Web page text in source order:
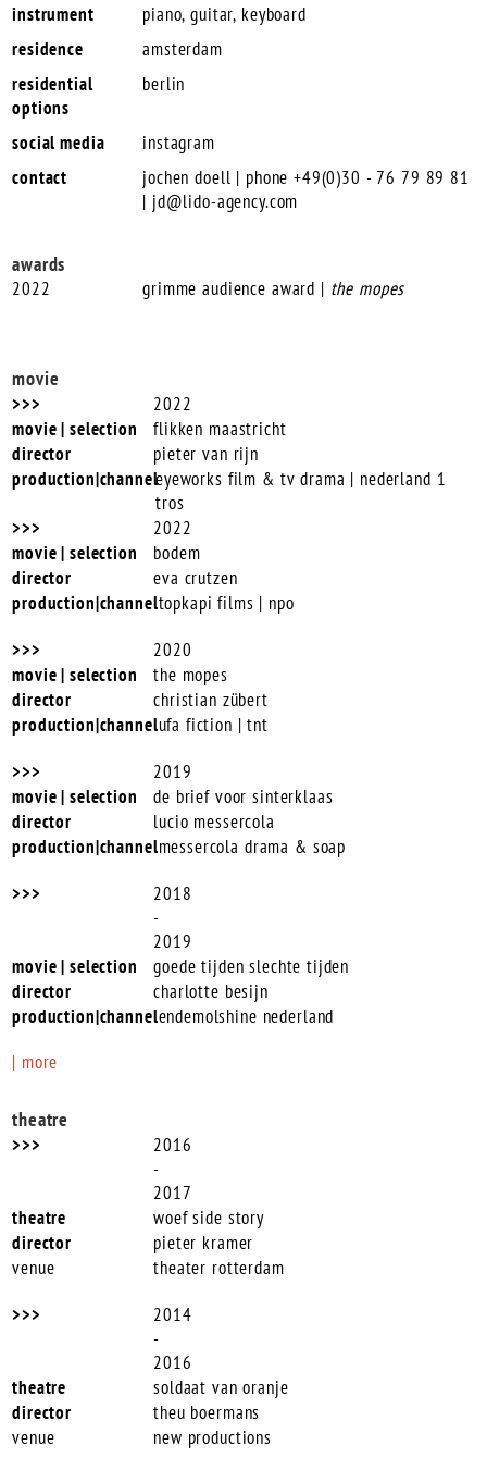
instrument
piano, guitar, keyboard
residence
amsterdam
residential
options
berlin
social media
instagram
contact
jochen doell | phone +49(0)30 - 76 79 89 81
| jd@lido-agency.com
awards
2022 grimme audience award | the mopes
movie
2022
flikken maastricht
pieter van rijn
eyeworks film & tv drama | nederland 1
tros
2022
bodem
eva crutzen
topkapi films | npo
2020
the mopes
christian zübert
ufa fiction | tnt
2019
de brief voor sinterklaas
lucio messercola
messercola drama & soap
2018
-
2019
goede tijden slechte tijden
charlotte besijn
endemolshine nederland
| more
theatre
2016
-
2017
woef side story
pieter kramer
theater rotterdam
2014
-
2016
soldaat van oranje
theu boermans
new productions